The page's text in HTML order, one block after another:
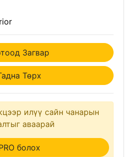
Загвар
Төрх
илүү сайн чанарын
аваарай
болох